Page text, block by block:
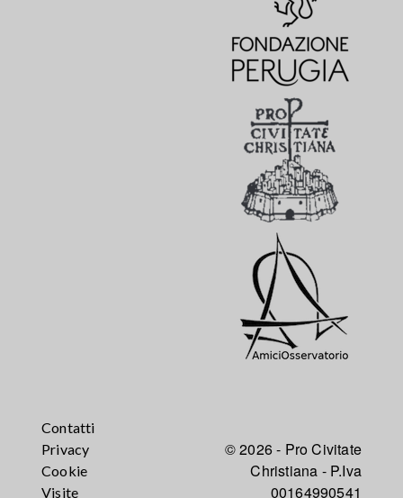
Contatti
Privacy
Cookie
Visite
© 2026 - Pro Civitate
Christiana - P.Iva
00164990541